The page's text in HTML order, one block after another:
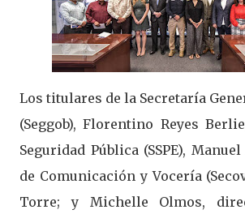
Los titulares de la Secretaría
(Seggob), Florentino Reyes
Seguridad Pública (SSPE),
de Comunicación y Vocería
Torre; y Michelle Olmos,